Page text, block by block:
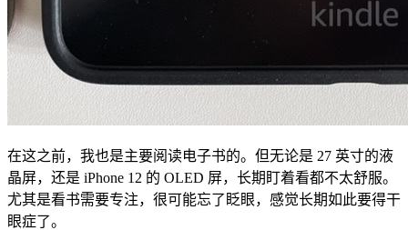
在这之前，我也是主要阅读电子书的。但无论是 27 英寸的液
晶屏，还是 iPhone 12 的 OLED 屏，长期盯着看都不太舒服。
尤其是看书需要专注，很可能忘了眨眼，感觉长期如此要得干
眼症了。